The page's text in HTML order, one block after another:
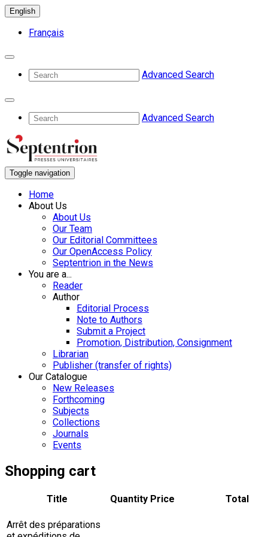
English
Français
Advanced Search
Advanced Search
Toggle navigation
Home
About Us
About Us
Our Team
Our Editorial Committees
Our OpenAccess Policy
Septentrion in the News
You are a...
Reader
Author
Editorial Process
Note to Authors
Submit a Project
Promotion, Distribution, Consignment
Librarian
Publisher (transfer of rights)
Our Catalogue
New Releases
Forthcoming
Subjects
Collections
Journals
Events
Shopping cart
Arrêt des préparations
Title Quantity Price Total